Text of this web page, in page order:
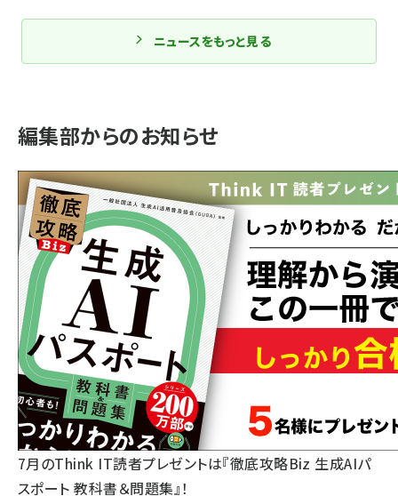
ニュースをもっと見る
編集部からのお知らせ
7月のThink IT読者プレゼントは『徹底攻略Biz 生成AIパ
スポート 教科書＆問題集』！